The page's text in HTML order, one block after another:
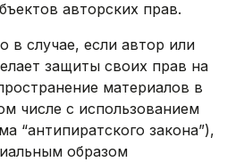
авторских прав.
в случае, если автор или
защиты своих прав на
материалов в
числе с использованием
“антипиратского закона”),
образом